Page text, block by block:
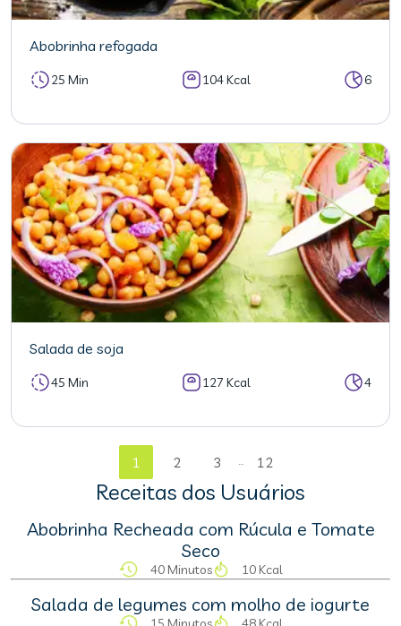
Abobrinha refogada
25 Min 104 Kcal 6
Salada de soja
45 Min 127 Kcal 4
1 2 3 ... 12
Receitas dos Usuários
Abobrinha Recheada com Rúcula e Tomate
Seco
40 Minutos 10 Kcal
Salada de legumes com molho de iogurte